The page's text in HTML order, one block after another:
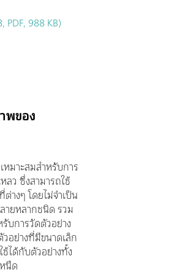
PDF, 988 KB)
พของ
หมาะสมสำหรับการ
ลว ซึ่งสามารถใช้
างๆ โดยไม่จำเป็น
ายหลากชนิด รวม
บการวัดตัวอย่าง
อย่างที่มีขนาดเล็ก
ได้กับตัวอย่างทั้ง
นืด